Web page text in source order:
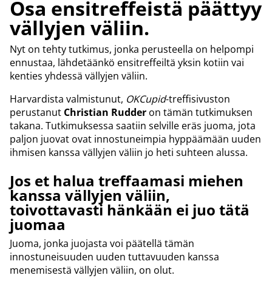
Osa ensitreffeistä päättyy
vällyjen väliin.
Nyt on tehty tutkimus, jonka perusteella on helpompi
ennustaa, lähdetäänkö ensitreffeiltä yksin kotiin vai
kenties yhdessä vällyjen väliin.
Harvardista valmistunut, OKCupid-treffisivuston
perustanut Christian Rudder on tämän tutkimuksen
takana. Tutkimuksessa saatiin selville eräs juoma, jota
paljon juovat ovat innostuneimpia hyppäämään uuden
ihmisen kanssa vällyjen väliin jo heti suhteen alussa.
Jos et halua treffaamasi miehen
kanssa vällyjen väliin,
toivottavasti hänkään ei juo tätä
juomaa
Juoma, jonka juojasta voi päätellä tämän
innostuneisuuden uuden tuttavuuden kanssa
menemisestä vällyjen väliin, on olut.